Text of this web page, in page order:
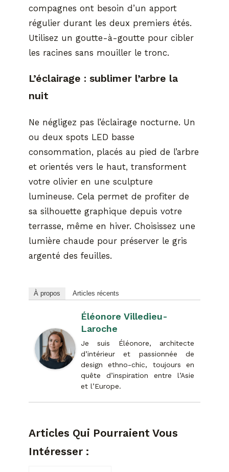
compagnes ont besoin d’un apport
régulier durant les deux premiers étés.
Utilisez un goutte-à-goutte pour cibler
les racines sans mouiller le tronc.
L’éclairage : sublimer l’arbre la
nuit
Ne négligez pas l’éclairage nocturne. Un
ou deux spots LED basse
consommation, placés au pied de l’arbre
et orientés vers le haut, transforment
votre olivier en une sculpture
lumineuse. Cela permet de profiter de
sa silhouette graphique depuis votre
terrasse, même en hiver. Choisissez une
lumière chaude pour préserver le gris
argenté des feuilles.
À propos Articles récents
Éléonore Villedieu-
Laroche
Je suis Éléonore, architecte
d’intérieur et passionnée de
design ethno-chic, toujours en
quête d’inspiration entre l’Asie
et l’Europe.
Articles Qui Pourraient Vous
Intéresser :